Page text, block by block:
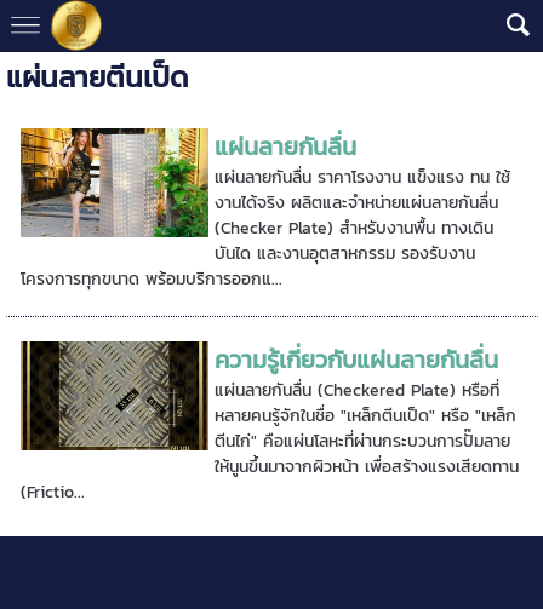
แผ่นลายตีนเป็ด
แผ่นลายกันลื่น
แผ่นลายกันลื่น ราคาโรงงาน แข็งแรง ทน ใช้
งานได้จริง ผลิตและจำหน่ายแผ่นลายกันลื่น
(Checker Plate) สำหรับงานพื้น ทางเดิน
บันได และงานอุตสาหกรรม รองรับงาน
โครงการทุกขนาด พร้อมบริการออกแ...
ความรู้เกี่ยวกับแผ่นลายกันลื่น
แผ่นลายกันลื่น (Checkered Plate) หรือที่
หลายคนรู้จักในชื่อ "เหล็กตีนเป็ด" หรือ "เหล็ก
ตีนไก่" คือแผ่นโลหะที่ผ่านกระบวนการปั๊มลาย
ให้นูนขึ้นมาจากผิวหน้า เพื่อสร้างแรงเสียดทาน
(Frictio...